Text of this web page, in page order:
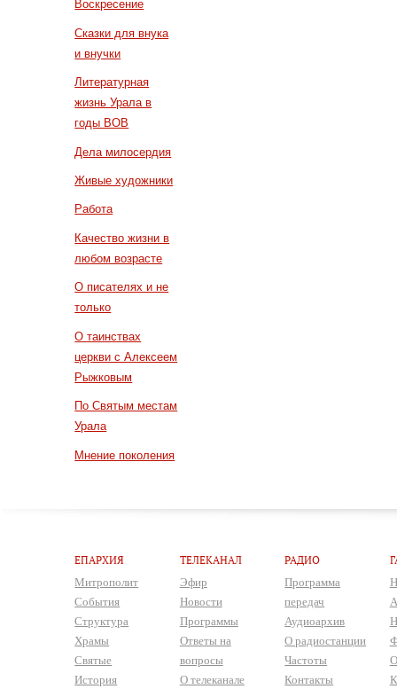
Воскресение
Сказки для внука
и внучки
Литературная
жизнь Урала в
годы ВОВ
Дела милосердия
Живые художники
Работа
Качество жизни в
любом возрасте
О писателях и не
только
О таинствах
церкви с Алексеем
Рыжковым
По Святым местам
Урала
Мнение поколения
ЕПАРХИЯ
Митрополит
События
Структура
Храмы
Святые
История
ТЕЛЕКАНАЛ
Эфир
Новости
Программы
Ответы на
вопросы
О телеканале
РАДИО
Программа
передач
Аудиоархив
О радиостанции
Частоты
Контакты